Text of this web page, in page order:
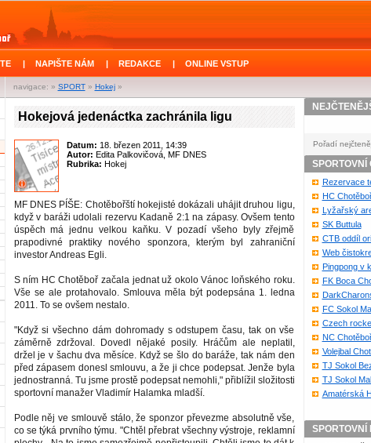
| NAPIŠTE NÁM | REDAKCE | ONLINE VSTUP
navigace: » SPORT» Hokej»
Hokejová jedenáctka zachránila ligu
Datum: 18. březen 2011, 14:39
Autor: Edita Palkovičová, MF DNES
Rubrika: Hokej
MF DNES PÍŠE: Chotěbořští hokejisté dokázali uhájit druhou ligu,
když v baráži udolali rezervu Kadaně 2:1 na zápasy. Ovšem tento
úspěch má jednu velkou kaňku. V pozadí všeho byly zřejmě
prapodivné praktiky nového sponzora, kterým byl zahraniční
investor Andreas Egli.
S ním HC Chotěboř začala jednat už okolo Vánoc loňského roku.
Vše se ale protahovalo. Smlouva měla být podepsána 1. ledna
2011. To se ovšem nestalo.
"Když si všechno dám dohromady s odstupem času, tak on vše
záměrně zdržoval. Dovedl nějaké posily. Hráčům ale neplatil,
držel je v šachu dva měsíce. Když se šlo do baráže, tak nám den
před zápasem donesl smlouvu, a že ji chce podepsat. Jenže byla
jednostranná. Tu jsme prostě podepsat nemohli," přiblížil složitosti
sportovní manažer Vladimír Halamka mladší.
Podle něj ve smlouvě stálo, že sponzor převezme absolutně vše,
co se týká prvního týmu. "Chtěl přebrat všechny výstroje, reklamní
Pořadí
SPORTOVNÍ
Rezervace
HC
Lyžařský
SK Buttula
CTB oddíl
Web
Pingpong v
FK Boca
FC Sokol
Czech
NC
Volejbal
TJ Sokol
TJ Sokol
Amatérská
SPORTOVNÍ